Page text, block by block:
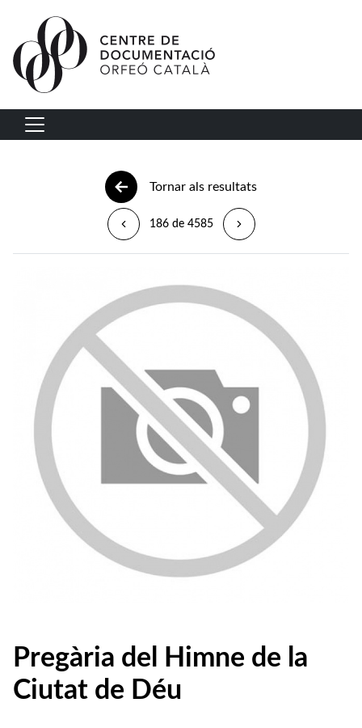
Vés al contingut
Navegació principal
Tornar als resultats
186 de 4585
Pregària del Himne de la
Ciutat de Déu